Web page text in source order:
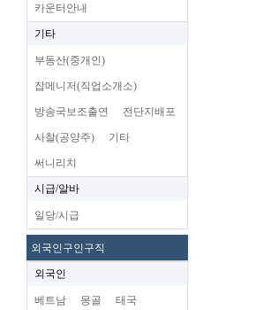
카운터안내
기타
부동산(중개인)
잡메니저(직업소개소)
방송국보조출연 전단지배포
사찰(공양주) 기타
써니리치
시급/알바
일당/시급
외국인구인구직
외국인
베트남 몽골 태국